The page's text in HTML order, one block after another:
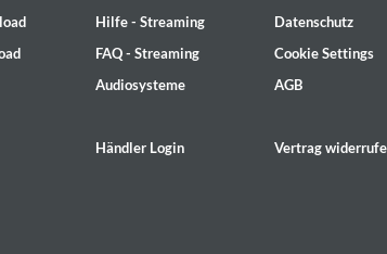
Hilfe - Streaming
FAQ - Streaming
Audiosysteme
Händler Login
Datenschutz
Cookie Settings
AGB
Vertrag